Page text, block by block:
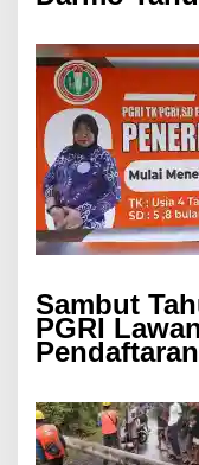
Sambut
PGRI